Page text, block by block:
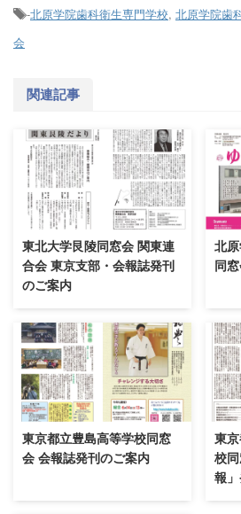
-北原学院歯科衛生専門学校, 北原学院歯
会
関連記事
東北大学艮陵同窓会 関東連
合会 東京支部・会報誌発刊
のご案内
北
同
東京都立豊島高等学校同窓
会 会報誌発刊のご案内
東
校
報